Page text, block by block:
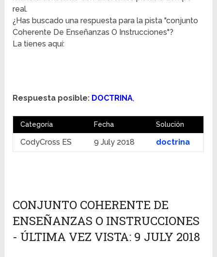
real.
¿Has buscado una respuesta para la pista "conjunto
Coherente De Enseñanzas O Instrucciones"?
La tienes aquí:
Respuesta posible: DOCTRINA,
Categoría Fecha Solución
CodyCross ES 9 July 2018 doctrina
CONJUNTO COHERENTE DE
ENSEÑANZAS O INSTRUCCIONES
- ÚLTIMA VEZ VISTA: 9 JULY 2018